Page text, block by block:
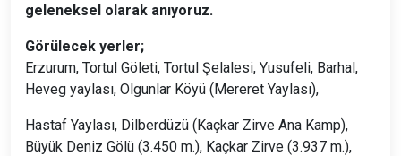
geleneksel olarak anıyoruz.
Görülecek yerler;
Erzurum, Tortul Göleti, Tortul Şelalesi, Yusufeli, Barhal,
Heveg yaylası, Olgunlar Köyü (Mereret Yaylası),
Hastaf Yaylası, Dilberdüzü (Kaçkar Zirve Ana Kamp),
Büyük Deniz Gölü (3.450 m.), Kaçkar Zirve (3.937 m.),